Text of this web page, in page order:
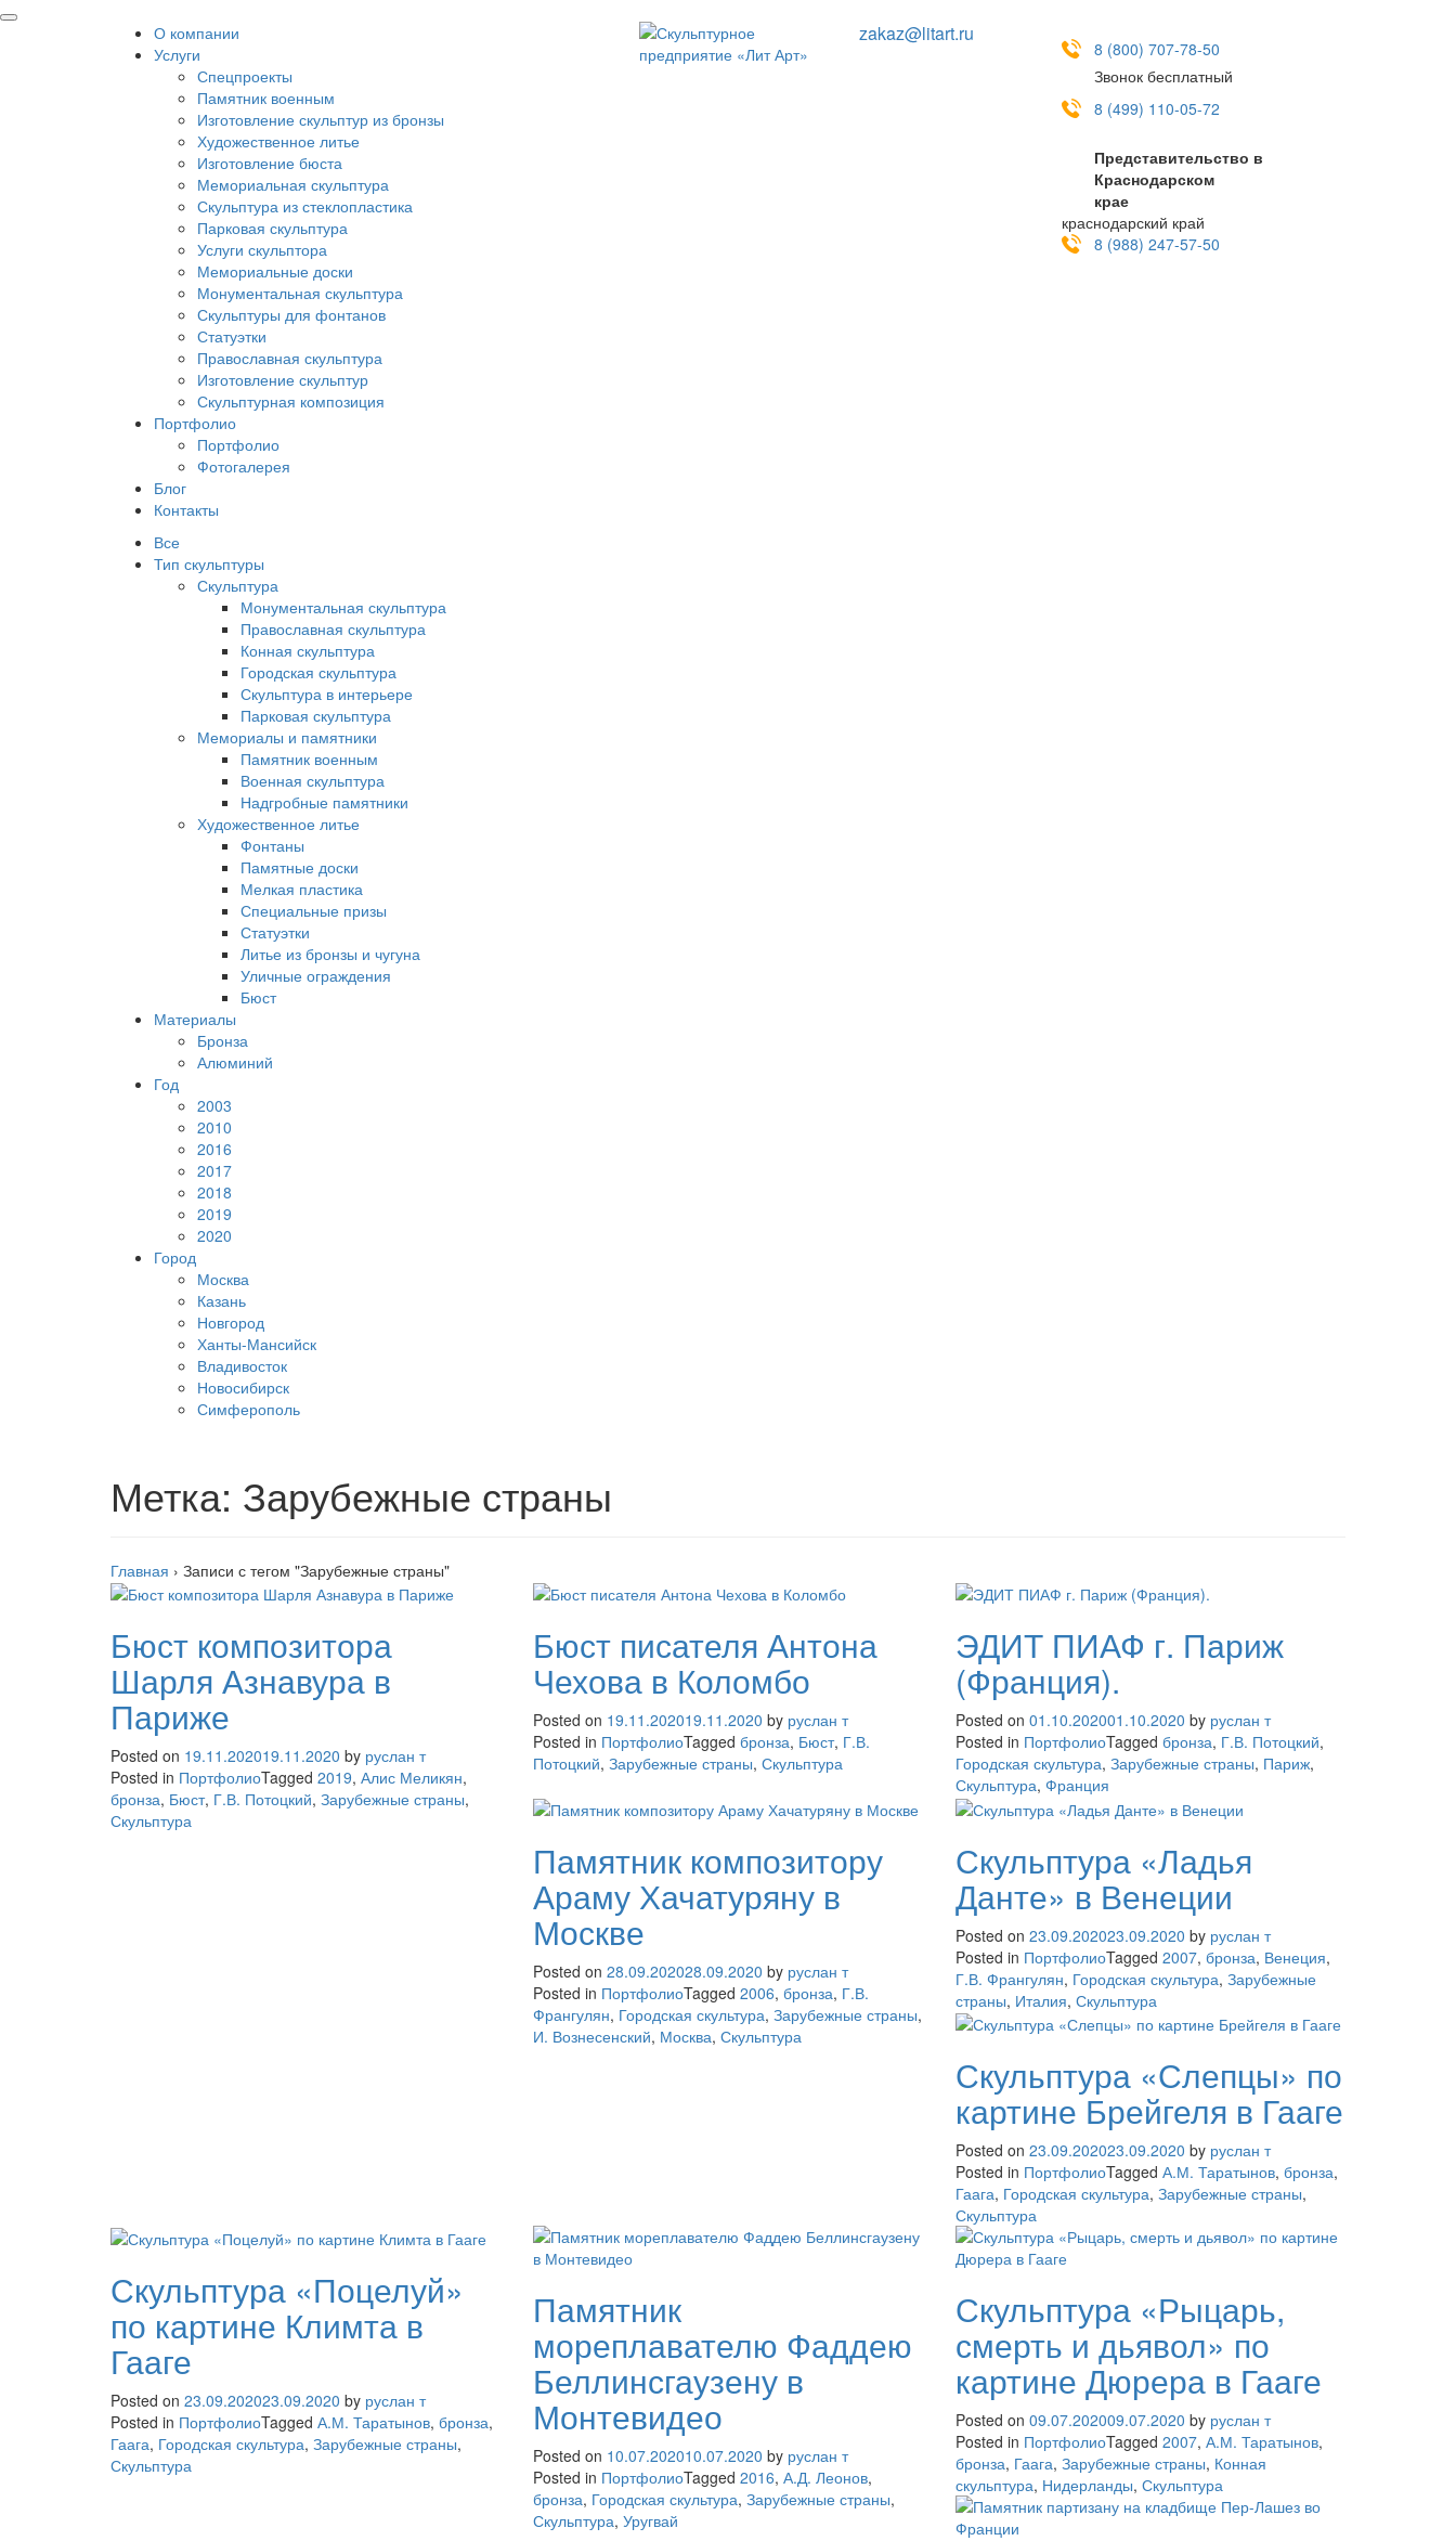
О компании
Услуги
Спецпроекты
Памятник военным
Изготовление скульптур из бронзы
Художественное литье
Изготовление бюста
Мемориальная скульптура
Скульптура из стеклопластика
Парковая скульптура
Услуги скульптора
Мемориальные доски
Монументальная скульптура
Скульптуры для фонтанов
Статуэтки
Православная скульптура
Изготовление скульптур
Скульптурная композиция
Портфолио
Портфолио
Фотогалерея
Блог
Контакты
zakaz@litart.ru
8 (800) 707-78-50
Звонок бесплатный
8 (499) 110-05-72
Представительство в
Краснодарском
крае
краснодарский край
8 (988) 247-57-50
Все
Тип скульптуры
Скульптура
Монументальная скульптура
Православная скульптура
Конная скульптура
Городская скульптура
Скульптура в интерьере
Парковая скульптура
Мемориалы и памятники
Памятник военным
Военная скульптура
Надгробные памятники
Художественное литье
Фонтаны
Памятные доски
Мелкая пластика
Специальные призы
Статуэтки
Литье из бронзы и чугуна
Уличные ограждения
Бюст
Материалы
Бронза
Алюминий
Год
2003
2010
2016
2017
2018
2019
2020
Город
Москва
Казань
Новгород
Ханты-Мансийск
Владивосток
Новосибирск
Симферополь
Метка: Зарубежные страны
Главная › Записи с тегом "Зарубежные страны"
Бюст композитора
Шарля Азнавура в
Париже
Posted on 19.11.202019.11.2020 by руслан т
Posted in ПортфолиоTagged 2019, Алис Меликян,
бронза, Бюст, Г.В. Потоцкий, Зарубежные страны,
Скульптура
Бюст писателя Антона
Чехова в Коломбо
Posted on 19.11.202019.11.2020 by руслан т
Posted in ПортфолиоTagged бронза, Бюст, Г.В.
Потоцкий, Зарубежные страны, Скульптура
ЭДИТ ПИАФ г. Париж
(Франция).
Posted on 01.10.202001.10.2020 by руслан т
Posted in ПортфолиоTagged бронза, Г.В. Потоцкий,
Городская скультура, Зарубежные страны, Париж,
Скульптура, Франция
Памятник композитору
Араму Хачатуряну в
Москве
Posted on 28.09.202028.09.2020 by руслан т
Posted in ПортфолиоTagged 2006, бронза, Г.В.
Франгулян, Городская скультура, Зарубежные страны,
И. Вознесенский, Москва, Скульптура
Скульптура «Ладья
Данте» в Венеции
Posted on 23.09.202023.09.2020 by руслан т
Posted in ПортфолиоTagged 2007, бронза, Венеция,
Г.В. Франгулян, Городская скультура, Зарубежные
страны, Италия, Скульптура
Скульптура «Слепцы» по
картине Брейгеля в Гааге
Posted on 23.09.202023.09.2020 by руслан т
Posted in ПортфолиоTagged А.М. Таратынов, бронза,
Гаага, Городская скультура, Зарубежные страны,
Скульптура
Скульптура «Поцелуй»
по картине Климта в
Гааге
Posted on 23.09.202023.09.2020 by руслан т
Posted in ПортфолиоTagged А.М. Таратынов, бронза,
Гаага, Городская скультура, Зарубежные страны,
Скульптура
Памятник
мореплавателю Фаддею
Беллинсгаузену в
Монтевидео
Posted on 10.07.202010.07.2020 by руслан т
Posted in ПортфолиоTagged 2016, А.Д. Леонов,
бронза, Городская скультура, Зарубежные страны,
Скульптура, Уругвай
Скульптура «Рыцарь,
смерть и дьявол» по
картине Дюрера в Гааге
Posted on 09.07.202009.07.2020 by руслан т
Posted in ПортфолиоTagged 2007, А.М. Таратынов,
бронза, Гаага, Зарубежные страны, Конная
скульптура, Нидерланды, Скульптура